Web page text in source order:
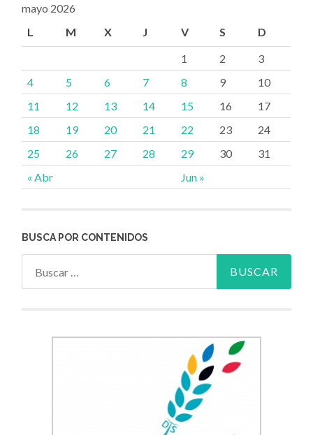
mayo 2026
L
M X J V S D
« Abr Jun »
1 2
3
4
5 6 7 8 9
10
11
12 13 14 15 16
17
18
19 20 21 22 23
24
25
26 27 28 29 30 31
BUSCA POR CONTENIDOS